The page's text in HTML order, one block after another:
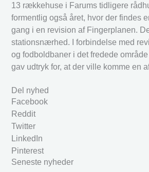
13 rækkehuse i Farums tidligere
formentlig også året, hvor der findes
gang i en revision af Fingerplanen.
stationsnærhed. I forbindelse med
og fodboldbaner i det fredede
gav udtryk for, at der ville komme en
Del nyhed
Facebook
Reddit
Twitter
LinkedIn
Pinterest
Seneste nyheder